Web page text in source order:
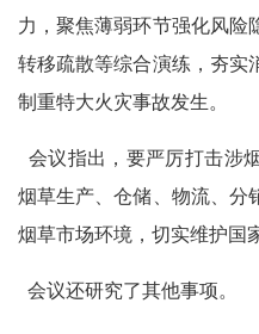
力，聚焦薄弱环节强化风险
转移疏散等综合演练，夯实
制重特大火灾事故发生。
会议指出，要严厉打击涉
烟草生产、仓储、物流、分
烟草市场环境，切实维护国
会议还研究了其他事项。